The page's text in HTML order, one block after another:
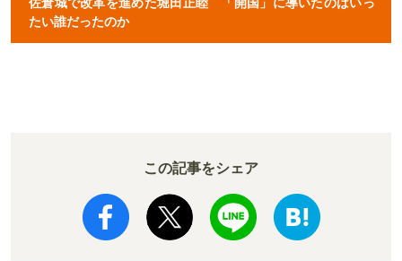
佐倉城で改革を進めた堀田正睦 「開国」に導いたのはいっ
たい誰だったのか
この記事をシェア